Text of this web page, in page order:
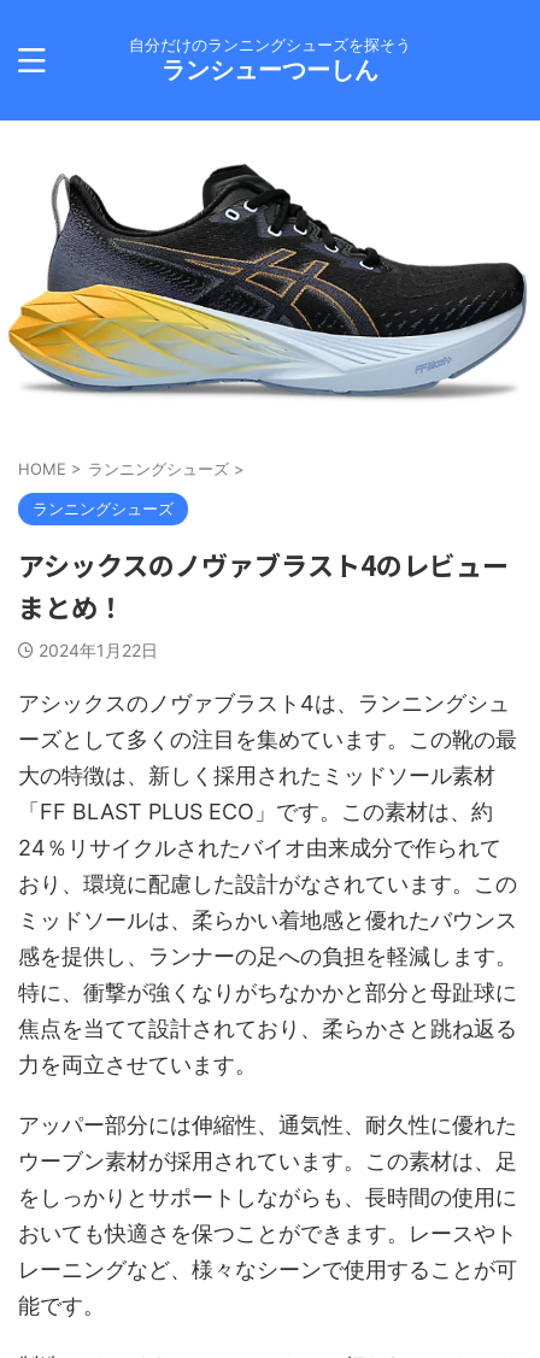
自分だけのランニングシューズを探そう
ランシューつーしん
HOME > ランニングシューズ >
ランニングシューズ
アシックスのノヴァブラスト4のレビュー
まとめ！
2024年1月22日
アシックスのノヴァブラスト4は、ランニングシュ
ーズとして多くの注目を集めています。この靴の最
大の特徴は、新しく採用されたミッドソール素材
「FF BLAST PLUS ECO」です。この素材は、約
24％リサイクルされたバイオ由来成分で作られて
おり、環境に配慮した設計がなされています。この
ミッドソールは、柔らかい着地感と優れたバウンス
感を提供し、ランナーの足への負担を軽減します。
特に、衝撃が強くなりがちなかかと部分と母趾球に
焦点を当てて設計されており、柔らかさと跳ね返る
力を両立させています。
アッパー部分には伸縮性、通気性、耐久性に優れた
ウーブン素材が採用されています。この素材は、足
をしっかりとサポートしながらも、長時間の使用に
おいても快適さを保つことができます。レースやト
レーニングなど、様々なシーンで使用することが可
能です。